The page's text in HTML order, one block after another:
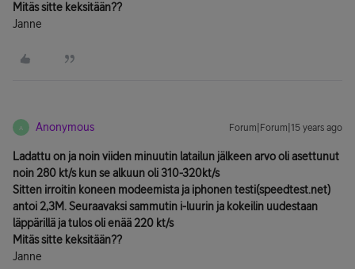
Mitäs sitte keksitään??
Janne
A Anonymous Forum|Forum|15 years ago
Ladattu on ja noin viiden minuutin latailun jälkeen arvo oli asettunut
noin 280 kt/s kun se alkuun oli 310-320kt/s
Sitten irroitin koneen modeemista ja iphonen testi(speedtest.net)
antoi 2,3M. Seuraavaksi sammutin i-luurin ja kokeilin uudestaan
läppärillä ja tulos oli enää 220 kt/s
Mitäs sitte keksitään??
Janne